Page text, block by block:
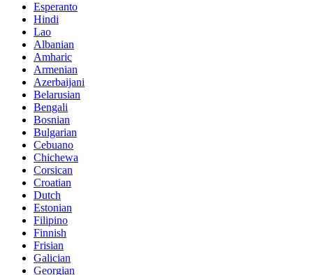
Esperanto
Hindi
Lao
Albanian
Amharic
Armenian
Azerbaijani
Belarusian
Bengali
Bosnian
Bulgarian
Cebuano
Chichewa
Corsican
Croatian
Dutch
Estonian
Filipino
Finnish
Frisian
Galician
Georgian